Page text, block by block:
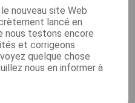
nouveau site Web
lancé en
nous testons encore
et corrigeons
quelque chose
nous en informer à